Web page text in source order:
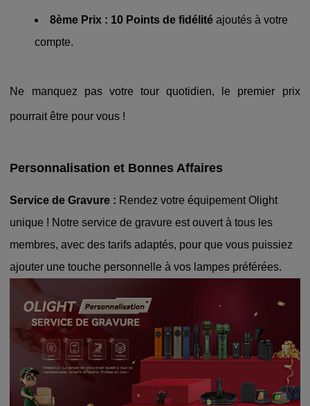
8ème Prix : 10 Points de fidélité ajoutés à votre
compte.
Ne manquez pas votre tour quotidien, le premier prix
pourrait être pour vous !
Personnalisation et Bonnes Affaires
Service de Gravure : Rendez votre équipement Olight
unique ! Notre service de gravure est ouvert à tous les
membres, avec des tarifs adaptés, pour que vous puissiez
ajouter une touche personnelle à vos lampes préférées.